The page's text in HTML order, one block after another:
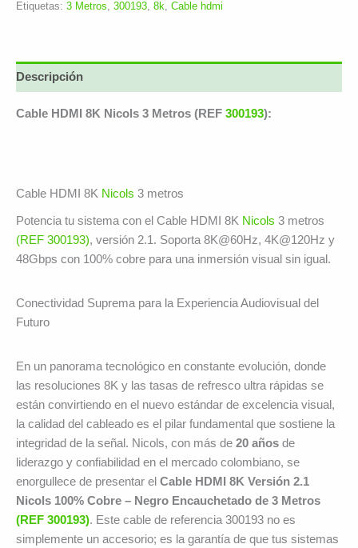
Etiquetas: 3 Metros, 300193, 8k, Cable hdmi
Descripción
Cable HDMI 8K Nicols 3 Metros (REF 300193):
Cable HDMI 8K Nicols 3 metros
Potencia tu sistema con el Cable HDMI 8K Nicols 3 metros
(REF 300193), versión 2.1. Soporta 8K@60Hz, 4K@120Hz y
48Gbps con 100% cobre para una inmersión visual sin igual.
Conectividad Suprema para la Experiencia Audiovisual del
Futuro
En un panorama tecnológico en constante evolución, donde
las resoluciones 8K y las tasas de refresco ultra rápidas se
están convirtiendo en el nuevo estándar de excelencia visual,
la calidad del cableado es el pilar fundamental que sostiene la
integridad de la señal. Nicols, con más de 20 años de
liderazgo y confiabilidad en el mercado colombiano, se
enorgullece de presentar el Cable HDMI 8K Versión 2.1
Nicols 100% Cobre – Negro Encauchetado de 3 Metros
(REF 300193). Este cable de referencia 300193 no es
simplemente un accesorio; es la garantía de que tus sistemas